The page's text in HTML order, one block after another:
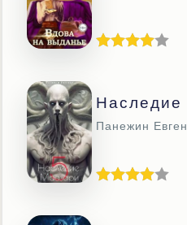
Наследие
Панежин